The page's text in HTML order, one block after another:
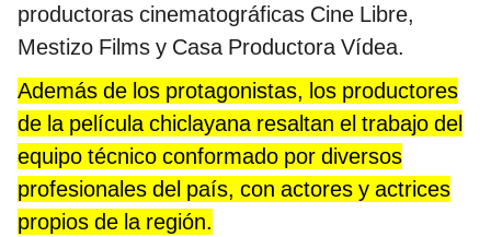
productoras cinematográficas Cine Libre,
Mestizo Films y Casa Productora Vídea.
Además de los protagonistas, los productores
de la película chiclayana resaltan el trabajo del
equipo técnico conformado por diversos
profesionales del país, con actores y actrices
propios de la región.